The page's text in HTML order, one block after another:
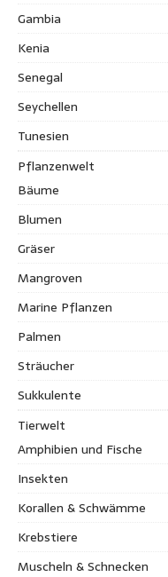
Gambia
Kenia
Senegal
Seychellen
Tunesien
Pflanzenwelt
Bäume
Blumen
Gräser
Mangroven
Marine Pflanzen
Palmen
Sträucher
Sukkulente
Tierwelt
Amphibien und Fische
Insekten
Korallen & Schwämme
Krebstiere
Muscheln & Schnecken